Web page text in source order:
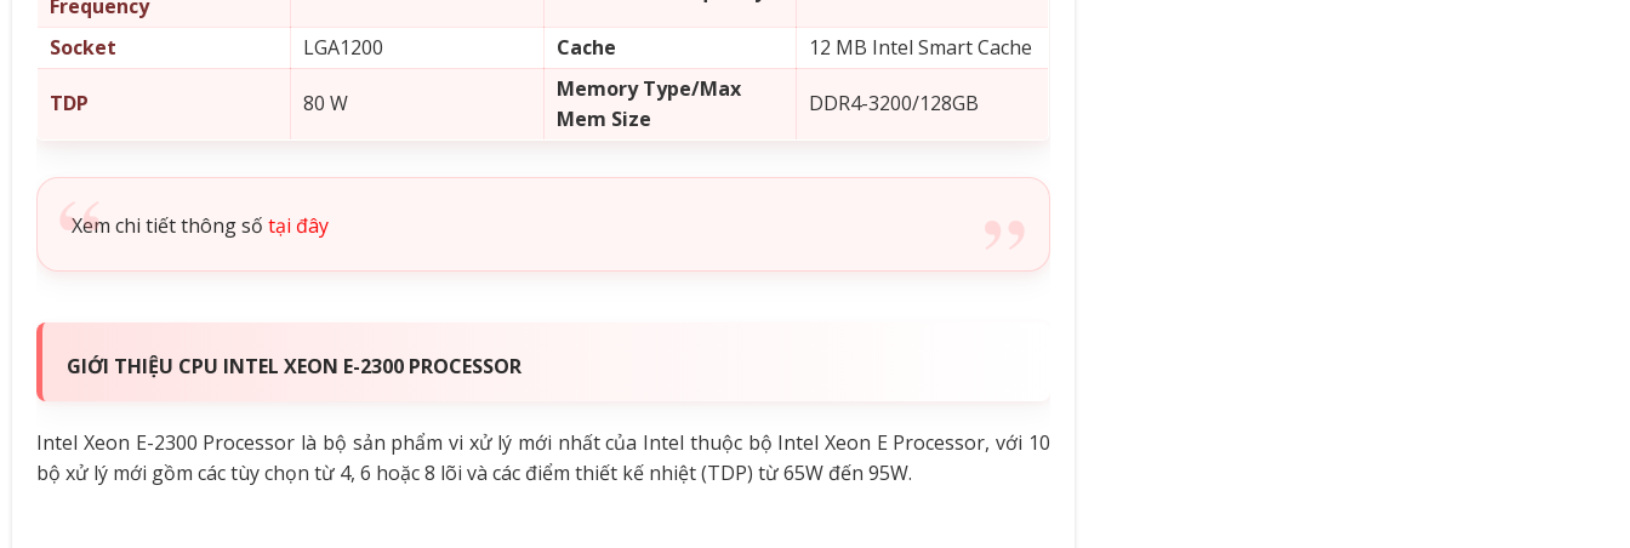
Frequency
Socket LGA1200 Cache 12 MB Intel Smart Cache
TDP 80 W
Memory Type/Max
Mem Size
DDR4-3200/128GB
Xem chi tiết thông sốtại đây
GIỚI THIỆU CPU INTEL XEON E-2300 PROCESSOR
Intel Xeon E-2300 Processor là bộ sản phẩm vi xử lý mới nhất của Intel thuộc bộ Intel Xeon E Processor, với 10
bộ xử lý mới gồm các tùy chọn từ 4, 6 hoặc 8 lõi và các điểm thiết kế nhiệt (TDP) từ 65W đến 95W.